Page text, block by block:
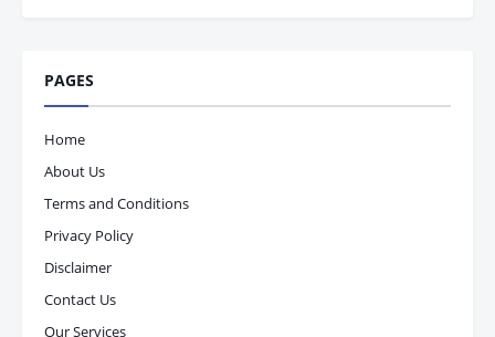
PAGES
Home
About Us
Terms and Conditions
Privacy Policy
Disclaimer
Contact Us
Our Services